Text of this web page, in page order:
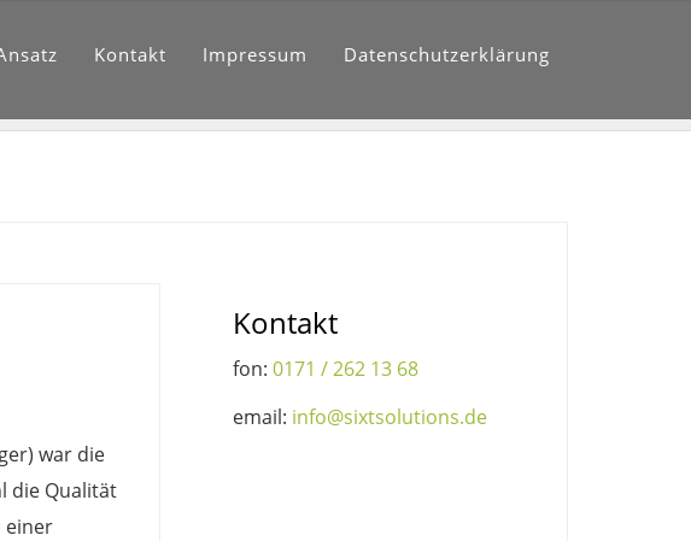
Kontakt Impressum Datenschutzerklärung
war die
die Qualität
einer
Kontakt
fon: 0171 / 262 13 68
email: info@sixtsolutions.de